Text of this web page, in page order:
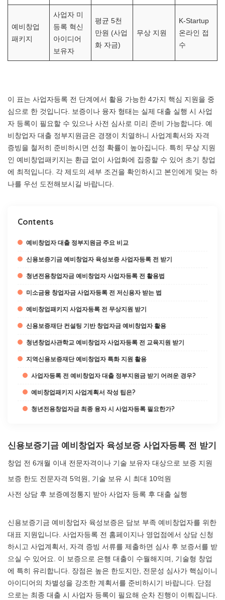
예비창업
패키지
사업자 미
등록 혁신
아이디어
보유자
평균 5천
만원 (사업
화 자금)
무상 지원
K-Startup
온라인 접
수
이 표는 사업자등록 전 단계에서 활용 가능한 4가지 핵심 지원을 중
심으로 한 것입니다. 보증이나 융자 형태는 실제 대출 실행 시 사업
자 등록이 필요할 수 있으나 사전 심사로 미리 준비 가능합니다. 예
비창업자 대출 정부지원금은 경쟁이 치열하니 사업계획서와 자격
증빙을 철저히 준비하시면 선정 확률이 높아집니다. 특히 무상 지원
인 예비창업패키지는 환급 없이 사업화에 집중할 수 있어 초기 창업
에 최적입니다. 각 제도의 세부 조건을 확인하시고 본인에게 맞는 하
나를 우선 도전해보시길 바랍니다.
Contents
예비창업자 대출 정부지원금 주요 비교
신용보증기금 예비창업자 육성보증 사업자등록 전 받기
청년전용창업자금 예비창업자 사업자등록 전 활용법
미소금융 창업자금 사업자등록 전 저신용자 받는 법
예비창업패키지 사업자등록 전 무상지원 받기
신용보증재단 컨설팅 기반 창업자금 예비창업자 활용
청년창업사관학교 예비창업자 사업자등록 전 교육지원 받기
지역신용보증재단 예비창업자 특화 지원 활용
사업자등록 전 예비창업자 대출 정부지원금 받기 어려운 경우?
예비창업패키지 사업계획서 작성 팁은?
청년전용창업자금 최종 융자 시 사업자등록 필요한가?
신용보증기금 예비창업자 육성보증 사업자등록 전 받기
창업 전 6개월 이내 전문자격이나 기술 보유자 대상으로 보증 지원
보증 한도 전문자격 5억원, 기술 보유 시 최대 10억원
사전 상담 후 보증예정통지 받아 사업자 등록 후 대출 실행
신용보증기금 예비창업자 육성보증은 담보 부족 예비창업자를 위한
대표 지원입니다. 사업자등록 전 홈페이지나 영업점에서 상담 신청
하시고 사업계획서, 자격 증빙 서류를 제출하면 심사 후 보증서를 받
으실 수 있어요. 이 보증으로 은행 대출이 수월해지며, 기술형 창업
에 특히 유리합니다. 장점은 높은 한도지만, 전문성 심사가 핵심이니
아이디어의 차별성을 강조한 계획서를 준비하시기 바랍니다. 단점
으로는 최종 대출 시 사업자 등록이 필요해 순차 진행이 이뤄집니다.